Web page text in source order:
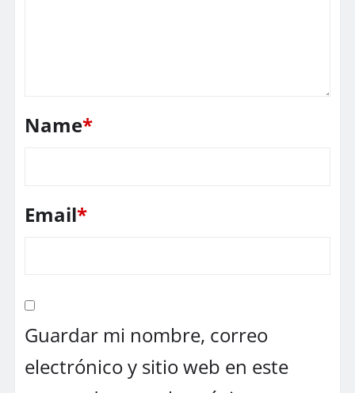
Name*
Email*
Guardar mi nombre, correo
electrónico y sitio web en este